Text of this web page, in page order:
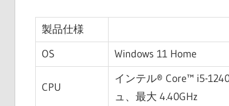
製品仕様
OS
Windows 11 Home
CPU
インテル® Core™ i5-
ュ、最大 4.40GHz